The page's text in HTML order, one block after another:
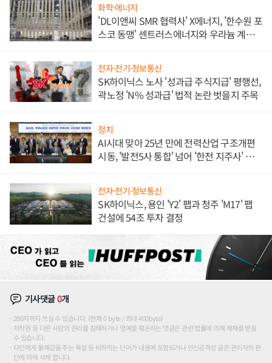
화학·에너지
'DL이앤씨 SMR 협력사' X에너지, '한수원 포
스코 동맹' 센트러스에너지와 우라늄 계약
전자·전기·정보통신
SK하이닉스 노사 '성과급 주식지급' 평행선,
곽노정 'N% 성과급' 법적 논란 벗을지 주목
정치
AI시대 맞아 25년 만에 전력산업 구조개편
시동, '발전5사 통합' 넘어 '한전 지주사' 재편
전자·전기·정보통신
SK하이닉스, 용인 'Y2' 팹과 청주 'M17' 팹
건설에 54조 투자 결정
기사댓글0개
200자까지 쓰실 수 있습니다. (현재 0 byte / 최대 400byte)
저작권 등 다른 사람의 권리를 침해하거나 명예를 훼손하는 댓글은 관련 법률에 의해 제재를 받을
수 있습니다.
타인에게 불쾌감을 주는 욕설 등 비하하는 단어가 내용에 포함되거나 인신공격성 글은 관리자의 판
단에 의해 삭제 합니다.